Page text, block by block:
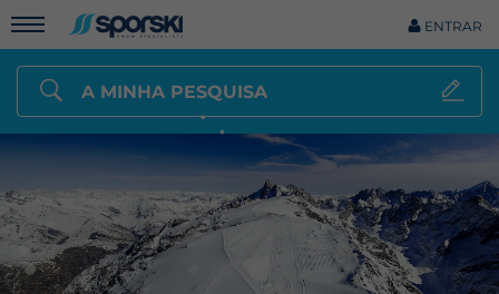
ENTRAR
A MINHA PESQUISA